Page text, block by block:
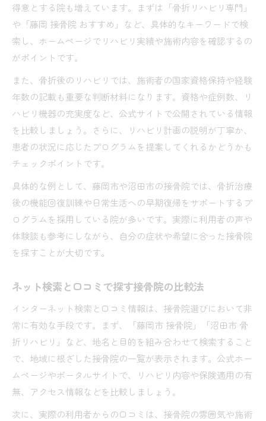
得意とする院も増えています。まずは「骨折リハビリ専門」
や「藤岡 接骨院 おすすめ」など、具体的なキーワードで検
索し、ホームページでリハビリ実績や施術内容を確認するの
がポイントです。
また、骨折後のリハビリでは、施術者の国家資格保持や経験
年数の記載も重要な判断材料になります。資格や症例数、リ
ハビリ機器の充実度など、公式サイトで公開されている情報
を比較しましょう。さらに、リハビリ計画の説明が丁寧か、
患者の状況に応じたプログラムを提案してくれるかどうかも
チェックポイントです。
具体的な例として、藤岡市や沼田市の接骨院では、骨折治療
後の機能回復訓練や日常生活への早期復帰をサポートするプ
ログラムを採用している院が多いです。実際に利用者の声や
体験談も参考にしながら、自分の症状や希望に合った接骨院
を探すことが大切です。
ネット検索と口コミで探す接骨院の比較法
インターネット検索と口コミ情報は、接骨院選びにおいて非
常に有効な手段です。まず、「藤岡市 接骨院」「沼田市 骨
折リハビリ」など、地名と目的を組み合わせて検索すること
で、地域に根ざした接骨院の一覧が表示されます。公式ホー
ムページやポータルサイトで、リハビリ内容や保険適用の有
無、アクセス情報などを比較しましょう。
次に、実際の利用者からの口コミは、接骨院の雰囲気や施術